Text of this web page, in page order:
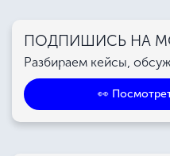
ПОДПИШИСЬ НА МОЙ
Разбираем кейсы,
👀